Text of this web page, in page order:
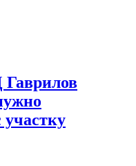
Гаврилов
участку